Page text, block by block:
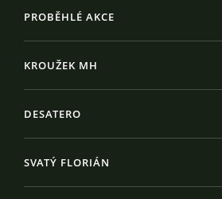
PROBĚHLÉ AKCE
KROUŽEK MH
DESATERO
SVATÝ FLORIÁN